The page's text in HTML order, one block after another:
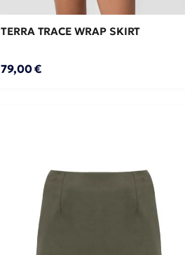
TERRA TRACE WRAP SKIRT
79,00 €